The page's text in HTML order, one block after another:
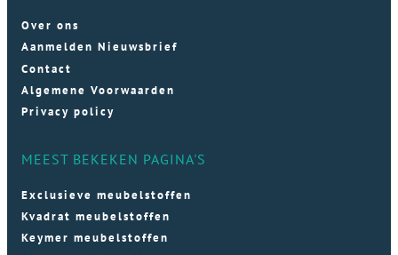
Over ons
Aanmelden Nieuwsbrief
Contact
Algemene Voorwaarden
Privacy policy
MEEST BEKEKEN PAGINA'S
Exclusieve meubelstoffen
Kvadrat meubelstoffen
Keymer meubelstoffen